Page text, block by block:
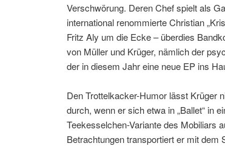
Verschwörung. Deren Chef spielt als
international renommierte Christian
Fritz Aly um die Ecke – überdies
von Müller und Krüger, nämlich der
der in diesem Jahr eine neue EP ins
Den Trottelkacker-Humor lässt Krüger
durch, wenn er sich etwa in „Ballet“ in
Teekesselchen-Variante des Mobiliars
Betrachtungen transportiert er mit